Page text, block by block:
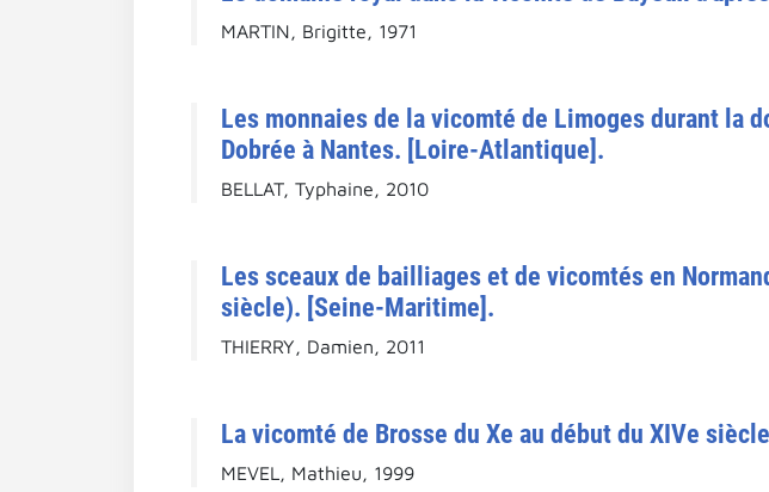
MARTIN, Brigitte, 1971
Les monnaies de la vicomté de Limoges durant la
Dobrée à Nantes. [Loire-Atlantique].
BELLAT, Typhaine, 2010
Les sceaux de bailliages et de vicomtés en
siècle). [Seine-Maritime].
THIERRY, Damien, 2011
La vicomté de Brosse du Xe au début du XIVe
MEVEL, Mathieu, 1999